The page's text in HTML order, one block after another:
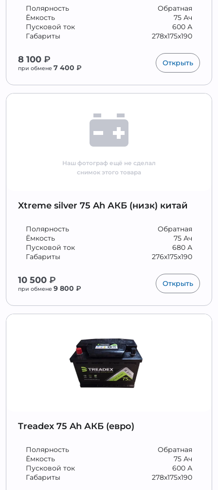
Обратная
Полярность
75 Ач
Ёмкость
600 А
Пусковой ток
278x175x190
Габариты
8 100 ₽
при обмене 7 400 ₽
Открыть
Наш фотограф ещё не сделал
снимок этого товара
Xtreme silver 75 Ah АКБ (низк) китай
Обратная
Полярность
75 Ач
Ёмкость
680 А
Пусковой ток
276x175x190
Габариты
10 500 ₽
при обмене 9 800 ₽
Открыть
Treadex 75 Ah АКБ (евро)
Обратная
Полярность
75 Ач
Ёмкость
600 А
Пусковой ток
278x175x190
Габариты